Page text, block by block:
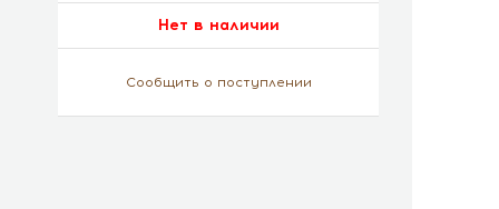
Нет в наличии
Сообщить о поступлении